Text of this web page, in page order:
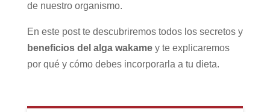
de nuestro organismo.
En este post te descubriremos todos los secretos y
beneficios del alga wakamey te explicaremos
por qué y cómo debes incorporarla a tu dieta.